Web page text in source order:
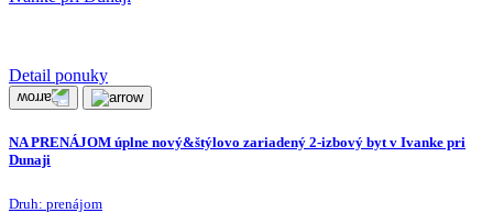
Detail ponuky
NA PRENÁJOM úplne nový&štýlovo zariadený 2-izbový byt v Ivanke pri
Dunaji
Druh: prenájom